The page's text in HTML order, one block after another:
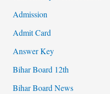
Admission
Admit Card
Answer Key
Bihar Board 12th
Bihar Board News